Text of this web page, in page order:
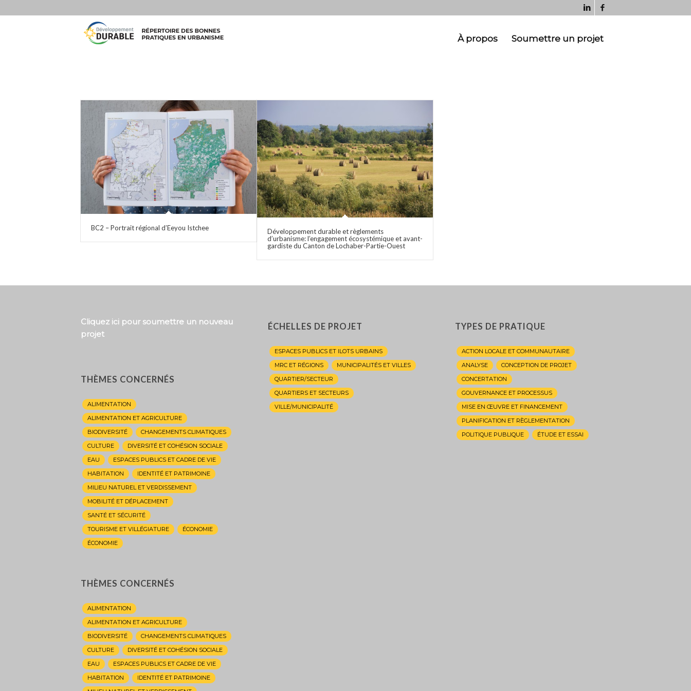
À propos Soumettre un projet
BC2 – Portrait régional d’Eeyou Istchee
Développement durable et règlements
d’urbanisme: l’engagement écosystémique et avant-
gardiste du Canton de Lochaber-Partie-Ouest
Cliquez ici pour soumettre un nouveau
projet
THÈMES CONCERNÉS
ALIMENTATION
ALIMENTATION ET AGRICULTURE
BIODIVERSITÉ
CHANGEMENTS CLIMATIQUES
CULTURE
DIVERSITÉ ET COHÉSION SOCIALE
EAU
ESPACES PUBLICS ET CADRE DE VIE
HABITATION
IDENTITÉ ET PATRIMOINE
MILIEU NATUREL ET VERDISSEMENT
MOBILITÉ ET DÉPLACEMENT
SANTÉ ET SÉCURITÉ
TOURISME ET VILLÉGIATURE
ÉCONOMIE
ÉCONOMIE
THÈMES CONCERNÉS
ALIMENTATION
ALIMENTATION ET AGRICULTURE
BIODIVERSITÉ
CHANGEMENTS CLIMATIQUES
CULTURE
DIVERSITÉ ET COHÉSION SOCIALE
EAU
ESPACES PUBLICS ET CADRE DE VIE
HABITATION
IDENTITÉ ET PATRIMOINE
ÉCHELLES DE PROJET
ESPACES PUBLICS ET ILOTS URBAINS
MRC ET RÉGIONS
MUNICIPALITÉS ET VILLES
QUARTIER/SECTEUR
QUARTIERS ET SECTEURS
VILLE/MUNICIPALITÉ
TYPES DE PRATIQUE
ACTION LOCALE ET COMMUNAUTAIRE
ANALYSE
CONCEPTION DE PROJET
CONCERTATION
GOUVERNANCE ET PROCESSUS
MISE EN ŒUVRE ET FINANCEMENT
PLANIFICATION ET RÈGLEMENTATION
POLITIQUE PUBLIQUE
ÉTUDE ET ESSAI